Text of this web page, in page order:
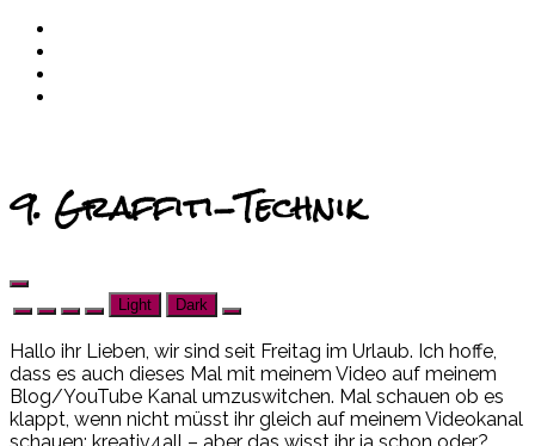
9. Graffiti-Technik
Light Dark
Hallo ihr Lieben, wir sind seit Freitag im Urlaub. Ich hoffe,
dass es auch dieses Mal mit meinem Video auf meinem
Blog/YouTube Kanal umzuswitchen. Mal schauen ob es
klappt, wenn nicht müsst ihr gleich auf meinem Videokanal